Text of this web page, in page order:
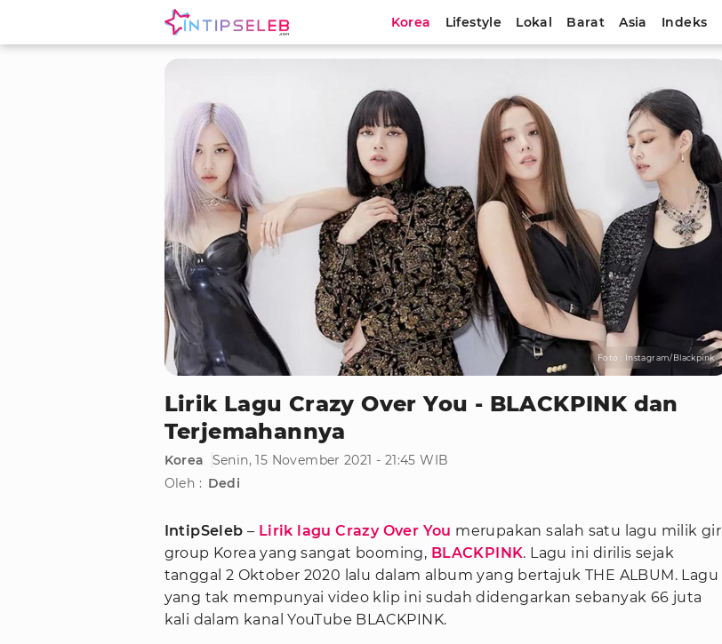
Korea Lifestyle Lokal Barat Asia Indeks
Foto : Instagram/Blackpink
Lirik Lagu Crazy Over You - BLACKPINK dan
Terjemahannya
Korea
Senin, 15 November 2021 - 21:45 WIB
Oleh : Dedi
IntipSeleb – Lirik lagu Crazy Over You merupakan salah satu lagu milik girl
group Korea yang sangat booming, BLACKPINK. Lagu ini dirilis sejak
tanggal 2 Oktober 2020 lalu dalam album yang bertajuk THE ALBUM. Lagu
yang tak mempunyai video klip ini sudah didengarkan sebanyak 66 juta
kali dalam kanal YouTube BLACKPINK.